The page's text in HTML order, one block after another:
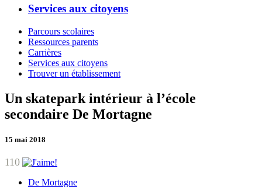
Services aux citoyens
Parcours scolaires
Ressources parents
Carrières
Services aux citoyens
Trouver un établissement
Un skatepark intérieur à l’école
secondaire De Mortagne
15 mai 2018
110
De Mortagne